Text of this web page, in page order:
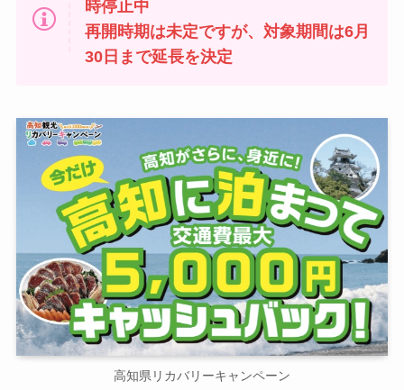
時停止中
再開時期は未定ですが、対象期間は6月
30日まで延長を決定
高知県リカバリーキャンペーン